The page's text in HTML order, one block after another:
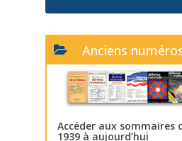
Anciens
Accéder aux sommaires
1939 à aujourd’hui